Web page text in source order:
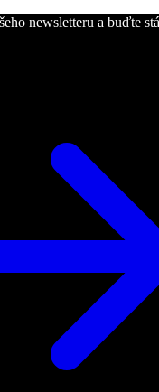
newsletteru a buďte